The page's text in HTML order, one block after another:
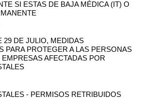
SI ESTAS DE BAJA MÉDICA (IT) O
29 DE JULIO, MEDIDAS
PARA PROTEGER A LAS PERSONAS
AFECTADAS POR
- PERMISOS RETRIBUIDOS